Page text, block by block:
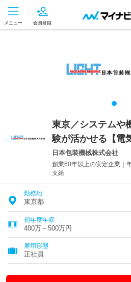
メニュー 会員登録
東京／システムや
験が活かせる【電
日本包装機械株式会社
創業60年以上の安定企業｜
支給
勤務地
東京都
初年度年収
400万～500万円
雇用形態
正社員